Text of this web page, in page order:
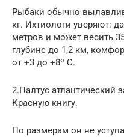
Рыбаки обычно
кг. Ихтиологи уверяют:
метров и может весить
глубине до 1,2 км,
от +3 до +8º C.
2.Палтус атлантический
Красную книгу.
По размерам он не